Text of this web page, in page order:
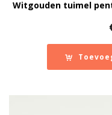
Witgouden tuimel